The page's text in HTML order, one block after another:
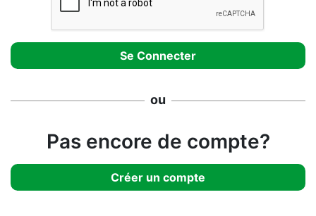
ou
Pas encore de compte?
Créer un compte